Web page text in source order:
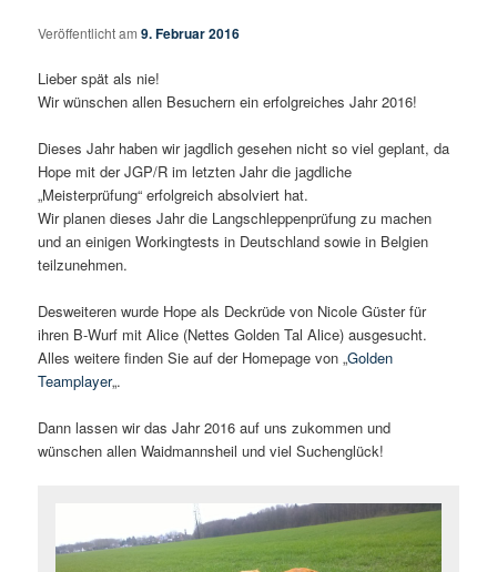
Veröffentlicht am9. Februar 2016
Lieber spät als nie!
Wir wünschen allen Besuchern ein erfolgreiches Jahr 2016!
Dieses Jahr haben wir jagdlich gesehen nicht so viel geplant, da
Hope mit der JGP/R im letzten Jahr die jagdliche
„Meisterprüfung“ erfolgreich absolviert hat.
Wir planen dieses Jahr die Langschleppenprüfung zu machen
und an einigen Workingtests in Deutschland sowie in Belgien
teilzunehmen.
Desweiteren wurde Hope als Deckrüde von Nicole Güster für
ihren B-Wurf mit Alice (Nettes Golden Tal Alice) ausgesucht.
Alles weitere finden Sie auf der Homepage von „Golden
Teamplayer„.
Dann lassen wir das Jahr 2016 auf uns zukommen und
wünschen allen Waidmannsheil und viel Suchenglück!